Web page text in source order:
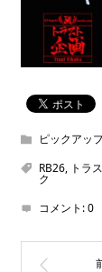
ピックアッ
RB26, トラ
ク
コメント:0